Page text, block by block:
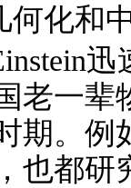
何化和
迅
老一辈
期。例
也都研